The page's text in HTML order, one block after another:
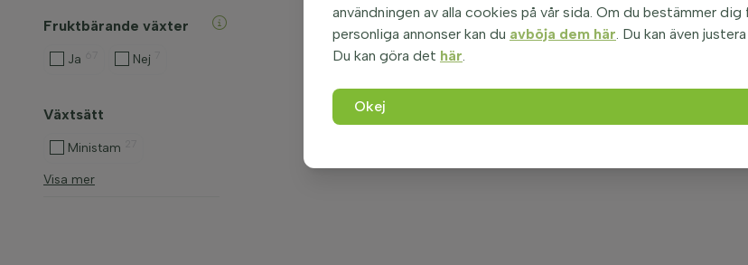
Fruktbärande växter
Ja Nej
Växtsätt
Ministam
Visa mer
användningen av alla cookies på vår sida. Om du bestämmer
personliga annonser kan du avböja dem här. Du kan även
Du kan göra det här.
Okej